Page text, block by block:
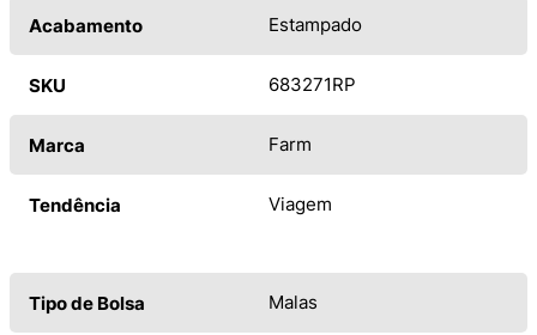
Acabamento Estampado
SKU 683271RP
Marca Farm
Tendência Viagem
Tipo de Bolsa Malas